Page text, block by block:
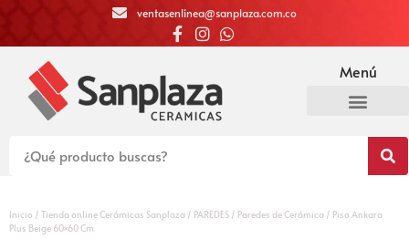
ventasenlinea@sanplaza.com.co
Menú
Inicio / Tienda online Cerámicas Sanplaza / PAREDES / Paredes de Cerámica / Piso Ankara
Plus Beige 60×60 Cm